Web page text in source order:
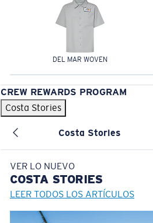
DEL MAR WOVEN
CREW REWARDS PROGRAM
Costa Stories
Costa Stories
VER LO NUEVO
COSTA STORIES
LEER TODOS LOS ARTÍCULOS